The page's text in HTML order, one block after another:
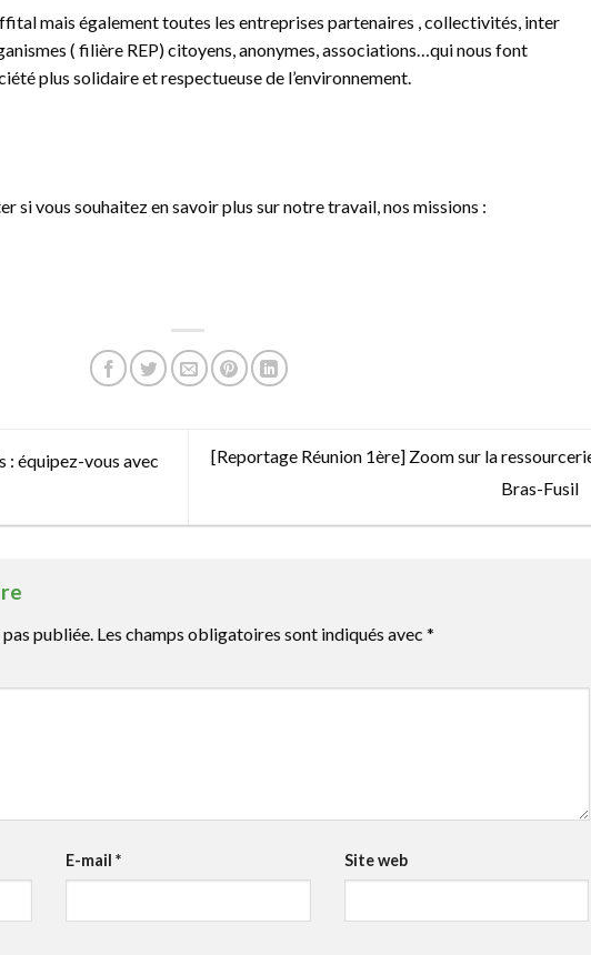
mais également toutes les entreprises partenaires , collectivités, inter
( filière REP) citoyens, anonymes, associations…qui nous font
plus solidaire et respectueuse de l’environnement.
si vous souhaitez en savoir plus sur notre travail, nos missions :
équipez-vous avec
[Reportage Réunion 1ère] Zoom sur la
Bras-Fusil
publiée. Les champs obligatoires sont indiqués avec *
E-mail * Site web